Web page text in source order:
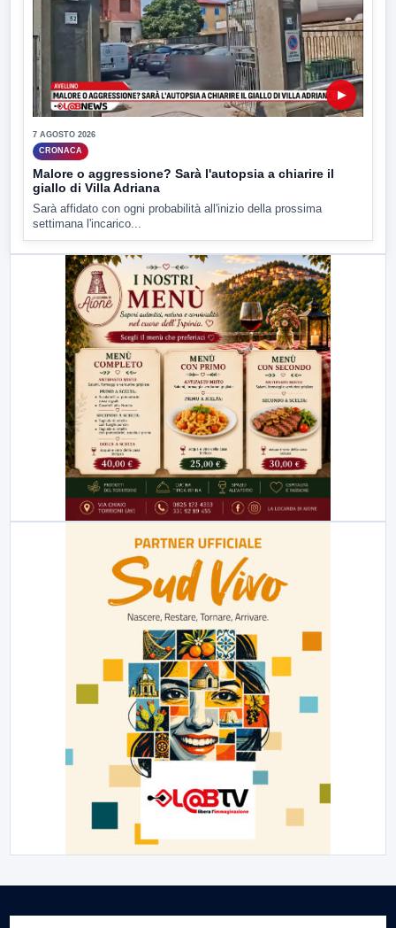
▶
7 AGOSTO 2026
CRONACA
Malore o aggressione? Sarà l'autopsia a chiarire il
giallo di Villa Adriana
Sarà affidato con ogni probabilità all'inizio della prossima
settimana l'incarico...